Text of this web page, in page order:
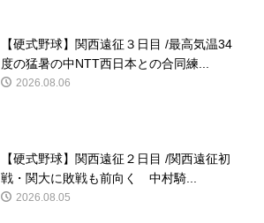
【硬式野球】関西遠征３日目 /最高気温34
度の猛暑の中NTT西日本との合同練...
2026.08.06
【硬式野球】関西遠征２日目 /関西遠征初
戦・関大に敗戦も前向く 中村騎...
2026.08.05